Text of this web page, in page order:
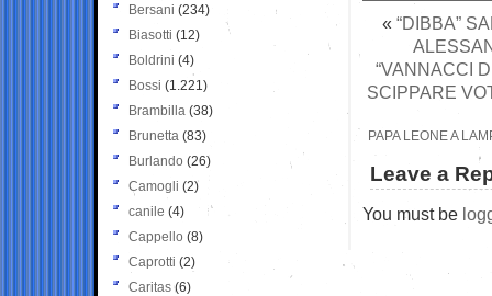
« “DIBBA”
“VANNACCI
SCIPPARE
PAPA LEONE A
Leave a
You must be
Bersani (234)
Biasotti (12)
Boldrini (4)
Bossi (1.221)
Brambilla (38)
Brunetta (83)
Burlando (26)
Camogli (2)
canile (4)
Cappello (8)
Caprotti (2)
Caritas (6)